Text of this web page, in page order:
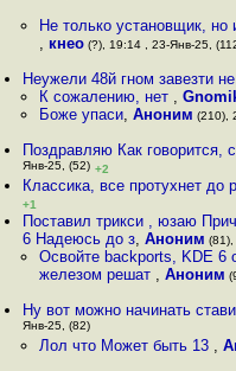
Не только установщик, но
, кнео(?), 19:14 , 23-Янв-25,
Неужели 48й гном завезти
К сожалению, нет ,
Боже упаси, Аноним (210),
Поздравляю Как говорится,
Янв-25, (52) +2
Классика, все протухнет до
+1
Поставил трикси , юзаю
6 Надеюсь до з,Аноним
Освойте backports, KDE 6
железом решат , Аноним
Ну вот можно начинать
Янв-25, (82)
Лол что Может быть 13 ,